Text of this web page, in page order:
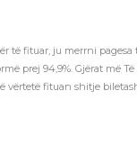
të fituar, ju merrni
prej 94,9%. Gjërat më
fituan shitje